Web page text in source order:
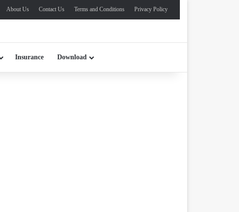
About Us Contact Us Terms and Conditions Privacy Policy
Insurance Download